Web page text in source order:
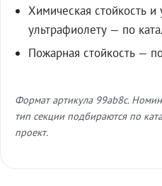
Химическая стойкость и
ультрафиолету — по
Пожарная стойкость —
Формат артикула 99ab8c.
тип секции подбираются по
проект.